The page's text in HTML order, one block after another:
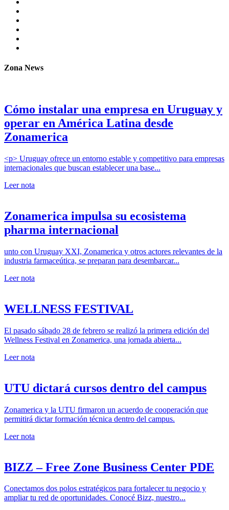
Zona News
Cómo instalar una empresa en Uruguay y
operar en América Latina desde
Zonamerica
<p> Uruguay ofrece un entorno estable y competitivo para empresas
internacionales que buscan establecer una base...
Leer nota
Zonamerica impulsa su ecosistema
pharma internacional
unto con Uruguay XXI, Zonamerica y otros actores relevantes de la
industria farmaceútica, se preparan para desembarcar...
Leer nota
WELLNESS FESTIVAL
El pasado sábado 28 de febrero se realizó la primera edición del
Wellness Festival en Zonamerica, una jornada abierta...
Leer nota
UTU dictará cursos dentro del campus
Zonamerica y la UTU firmaron un acuerdo de cooperación que
permitirá dictar formación técnica dentro del campus.
Leer nota
BIZZ – Free Zone Business Center PDE
Conectamos dos polos estratégicos para fortalecer tu negocio y
ampliar tu red de oportunidades. Conocé Bizz, nuestro...